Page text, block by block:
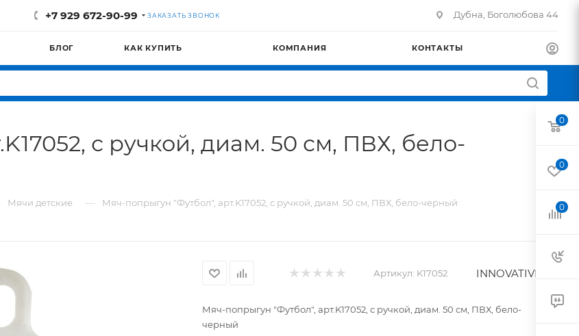
+7 929 672-90-99 ЗАКАЗАТЬ ЗВОНОК Дубна, Боголюбова 44
БЛОГ КАК КУПИТЬ КОМПАНИЯ КОНТАКТЫ
с ручкой, диам. 50 см, ПВХ, бело-
Мячи детские — Мяч-попрыгун "Футбол", арт.K17052, с ручкой, диам. 50 см, ПВХ, бело-черный
Артикул: K17052 INNOVATIVE
Мяч-попрыгун "Футбол", арт.K17052, с ручкой, диам. 50 см, ПВХ, бело-
черный
0
0
0